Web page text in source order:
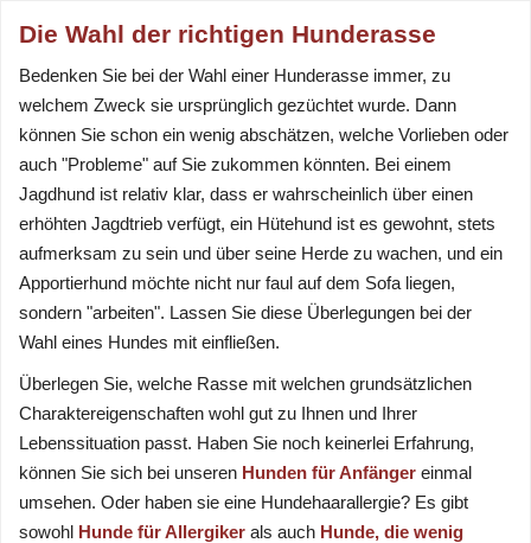
Die Wahl der richtigen Hunderasse
Bedenken Sie bei der Wahl einer Hunderasse immer, zu
welchem Zweck sie ursprünglich gezüchtet wurde. Dann
können Sie schon ein wenig abschätzen, welche Vorlieben oder
auch "Probleme" auf Sie zukommen könnten. Bei einem
Jagdhund ist relativ klar, dass er wahrscheinlich über einen
erhöhten Jagdtrieb verfügt, ein Hütehund ist es gewohnt, stets
aufmerksam zu sein und über seine Herde zu wachen, und ein
Apportierhund möchte nicht nur faul auf dem Sofa liegen,
sondern "arbeiten". Lassen Sie diese Überlegungen bei der
Wahl eines Hundes mit einfließen.
Überlegen Sie, welche Rasse mit welchen grundsätzlichen
Charaktereigenschaften wohl gut zu Ihnen und Ihrer
Lebenssituation passt. Haben Sie noch keinerlei Erfahrung,
können Sie sich bei unseren Hunden für Anfänger einmal
umsehen. Oder haben sie eine Hundehaarallergie? Es gibt
sowohl Hunde für Allergiker als auch Hunde, die wenig